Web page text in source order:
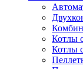
Котлы
Котлы